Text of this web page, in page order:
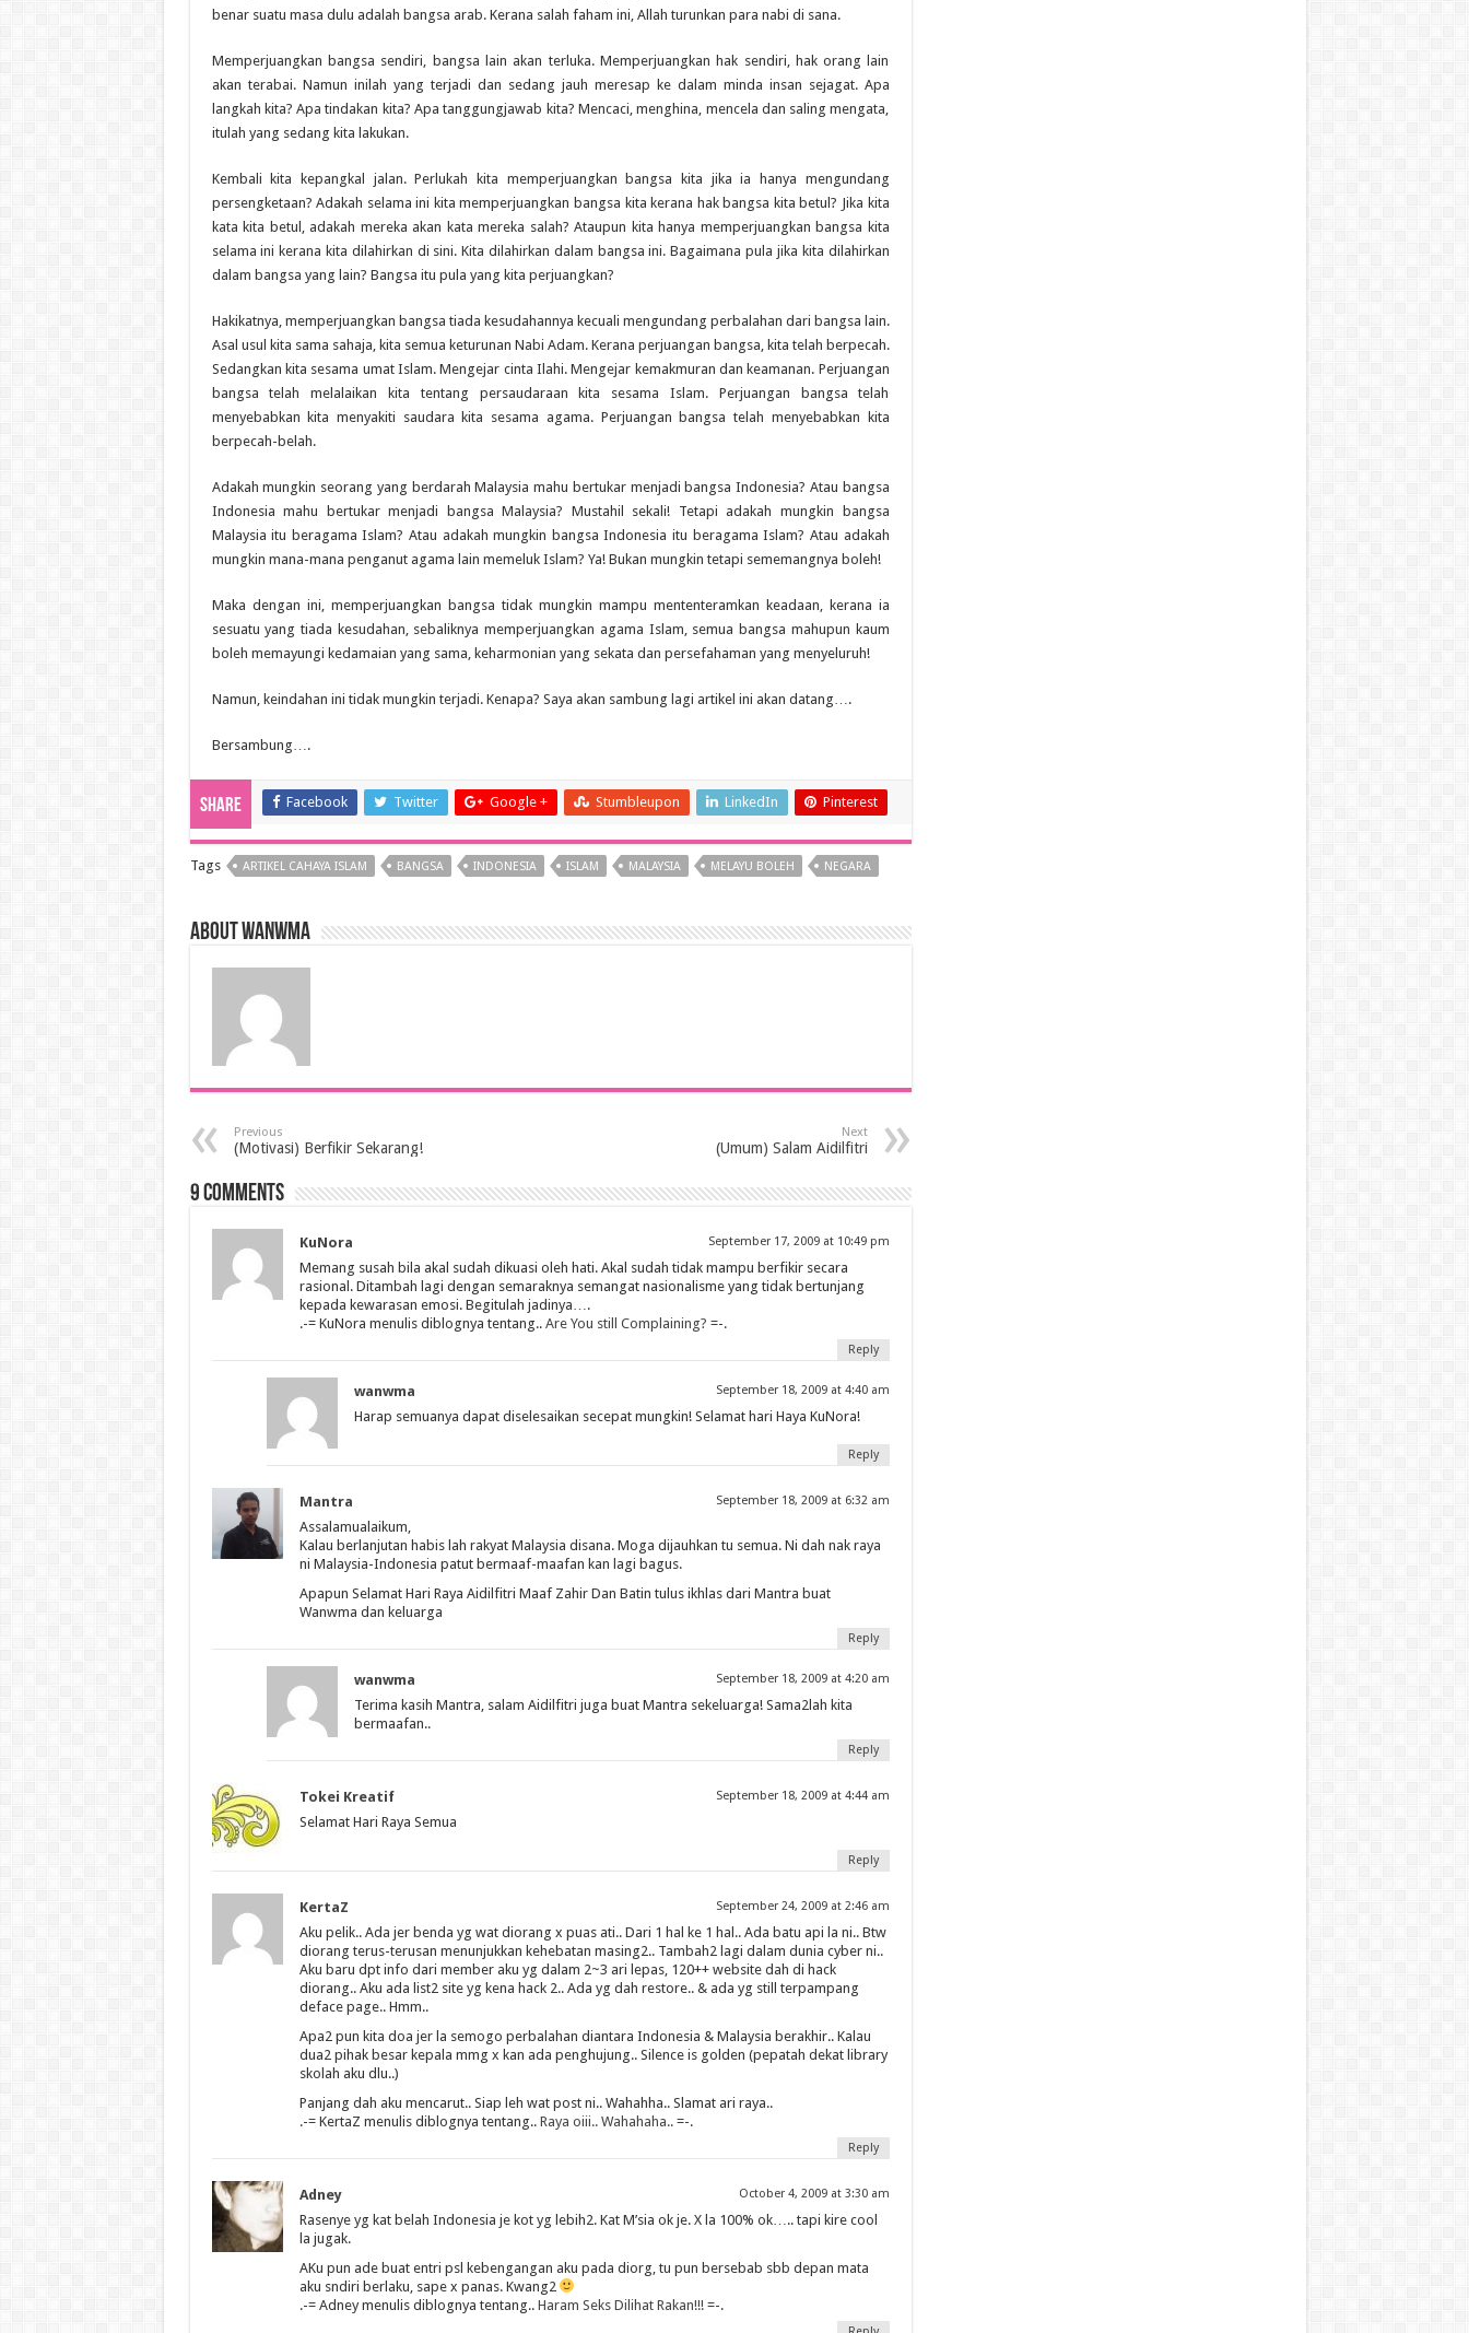
benar suatu masa dulu adalah bangsa arab. Kerana salah faham ini, Allah turunkan para nabi di sana.
Memperjuangkan bangsa sendiri, bangsa lain akan terluka. Memperjuangkan hak sendiri, hak orang lain
akan terabai. Namun inilah yang terjadi dan sedang jauh meresap ke dalam minda insan sejagat. Apa
langkah kita? Apa tindakan kita? Apa tanggungjawab kita? Mencaci, menghina, mencela dan saling mengata,
itulah yang sedang kita lakukan.
Kembali kita kepangkal jalan. Perlukah kita memperjuangkan bangsa kita jika ia hanya mengundang
persengketaan? Adakah selama ini kita memperjuangkan bangsa kita kerana hak bangsa kita betul? Jika kita
kata kita betul, adakah mereka akan kata mereka salah? Ataupun kita hanya memperjuangkan bangsa kita
selama ini kerana kita dilahirkan di sini. Kita dilahirkan dalam bangsa ini. Bagaimana pula jika kita dilahirkan
dalam bangsa yang lain? Bangsa itu pula yang kita perjuangkan?
Hakikatnya, memperjuangkan bangsa tiada kesudahannya kecuali mengundang perbalahan dari bangsa lain.
Asal usul kita sama sahaja, kita semua keturunan Nabi Adam. Kerana perjuangan bangsa, kita telah berpecah.
Sedangkan kita sesama umat Islam. Mengejar cinta Ilahi. Mengejar kemakmuran dan keamanan. Perjuangan
bangsa telah melalaikan kita tentang persaudaraan kita sesama Islam. Perjuangan bangsa telah
menyebabkan kita menyakiti saudara kita sesama agama. Perjuangan bangsa telah menyebabkan kita
berpecah-belah.
Adakah mungkin seorang yang berdarah Malaysia mahu bertukar menjadi bangsa Indonesia? Atau bangsa
Indonesia mahu bertukar menjadi bangsa Malaysia? Mustahil sekali! Tetapi adakah mungkin bangsa
Malaysia itu beragama Islam? Atau adakah mungkin bangsa Indonesia itu beragama Islam? Atau adakah
mungkin mana-mana penganut agama lain memeluk Islam? Ya! Bukan mungkin tetapi sememangnya boleh!
Maka dengan ini, memperjuangkan bangsa tidak mungkin mampu mententeramkan keadaan, kerana ia
sesuatu yang tiada kesudahan, sebaliknya memperjuangkan agama Islam, semua bangsa mahupun kaum
boleh memayungi kedamaian yang sama, keharmonian yang sekata dan persefahaman yang menyeluruh!
Namun, keindahan ini tidak mungkin terjadi. Kenapa? Saya akan sambung lagi artikel ini akan datang….
Bersambung….
Share Facebook Twitter Google + Stumbleupon LinkedIn Pinterest
Tags ARTIKEL CAHAYA ISLAM BANGSA INDONESIA ISLAM MALAYSIA MELAYU BOLEH NEGARA
About wanwma
Previous
(Motivasi) Berfikir Sekarang!
Next
(Umum) Salam Aidilfitri
9 comments
KuNora September 17, 2009 at 10:49 pm
Memang susah bila akal sudah dikuasi oleh hati. Akal sudah tidak mampu berfikir secara
rasional. Ditambah lagi dengan semaraknya semangat nasionalisme yang tidak bertunjang
kepada kewarasan emosi. Begitulah jadinya….
.-= KuNora menulis diblognya tentang.. Are You still Complaining? =-.
Reply
wanwma September 18, 2009 at 4:40 am
Harap semuanya dapat diselesaikan secepat mungkin! Selamat hari Haya KuNora!
Reply
Mantra September 18, 2009 at 6:32 am
Assalamualaikum,
Kalau berlanjutan habis lah rakyat Malaysia disana. Moga dijauhkan tu semua. Ni dah nak raya
ni Malaysia-Indonesia patut bermaaf-maafan kan lagi bagus.
Apapun Selamat Hari Raya Aidilfitri Maaf Zahir Dan Batin tulus ikhlas dari Mantra buat
Wanwma dan keluarga
Reply
wanwma September 18, 2009 at 4:20 am
Terima kasih Mantra, salam Aidilfitri juga buat Mantra sekeluarga! Sama2lah kita
bermaafan..
Reply
Tokei Kreatif September 18, 2009 at 4:44 am
Selamat Hari Raya Semua
Reply
KertaZ September 24, 2009 at 2:46 am
Aku pelik.. Ada jer benda yg wat diorang x puas ati.. Dari 1 hal ke 1 hal.. Ada batu api la ni.. Btw
diorang terus-terusan menunjukkan kehebatan masing2.. Tambah2 lagi dalam dunia cyber ni..
Aku baru dpt info dari member aku yg dalam 2~3 ari lepas, 120++ website dah di hack
diorang.. Aku ada list2 site yg kena hack 2.. Ada yg dah restore.. & ada yg still terpampang
deface page.. Hmm..
Apa2 pun kita doa jer la semogo perbalahan diantara Indonesia & Malaysia berakhir.. Kalau
dua2 pihak besar kepala mmg x kan ada penghujung.. Silence is golden (pepatah dekat library
skolah aku dlu..)
Panjang dah aku mencarut.. Siap leh wat post ni.. Wahahha.. Slamat ari raya..
.-= KertaZ menulis diblognya tentang.. Raya oiii.. Wahahaha..=-.
Reply
Adney October 4, 2009 at 3:30 am
Rasenye yg kat belah Indonesia je kot yg lebih2. Kat M’sia ok je. X la 100% ok….. tapi kire cool
la jugak.
AKu pun ade buat entri psl kebengangan aku pada diorg, tu pun bersebab sbb depan mata
aku sndiri berlaku, sape x panas. Kwang2
.-= Adney menulis diblognya tentang.. Haram Seks Dilihat Rakan!!!=-.